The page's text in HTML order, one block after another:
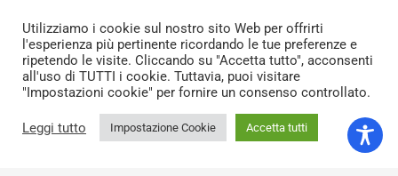
Credits
Utilizziamo i cookie sul nostro sito Web per offrirti
l'esperienza più pertinente ricordando le tue preferenze e
ripetendo le visite. Cliccando su "Accetta tutto", acconsenti
all'uso di TUTTI i cookie. Tuttavia, puoi visitare
"Impostazioni cookie" per fornire un consenso controllato.
Leggi tutto Impostazione Cookie Accetta tutti